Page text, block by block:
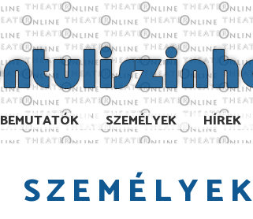
BEMUTATÓK SZEMÉLYEK HÍREK
SZEMÉLYEK